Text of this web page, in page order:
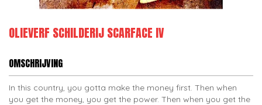
OLIEVERF SCHILDERIJ SCARFACE IV
OMSCHRIJVING
In this country, you gotta make the money first. Then when
you get the money, you get the power. Then when you get the